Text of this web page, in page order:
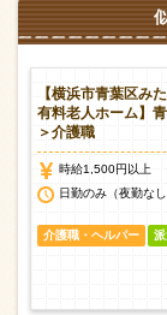
【横浜市青葉区み
有料老人ホーム】
＞介護職
時給1,500円以上
日勤のみ（夜勤な
介護職・ヘルパー